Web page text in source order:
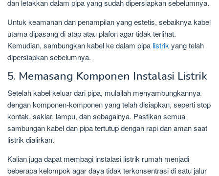
dan letakkan dalam pipa yang sudah dipersiapkan sebelumnya.
Untuk keamanan dan penampilan yang estetis, sebaiknya kabel
utama dipasang di atap atau plafon agar tidak terlihat.
Kemudian, sambungkan kabel ke dalam pipa listrik yang telah
dipersiapkan sebelumnya.
5. Memasang Komponen Instalasi Listrik
Setelah kabel keluar dari pipa, mulailah menyambungkannya
dengan komponen-komponen yang telah disiapkan, seperti stop
kontak, saklar, lampu, dan sebagainya. Pastikan semua
sambungan kabel dan pipa tertutup dengan rapi dan aman saat
listrik dialirkan.
Kalian juga dapat membagi instalasi listrik rumah menjadi
beberapa kelompok agar daya tidak terkonsentrasi di satu jalur